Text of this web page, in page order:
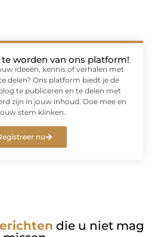
worden van ons platform!
ideeën, kennis of verhalen met
delen? Ons platform biedt je de
te publiceren en te delen met
zijn in jouw inhoud. Doe mee en
stem klinken.
nu
die u niet mag